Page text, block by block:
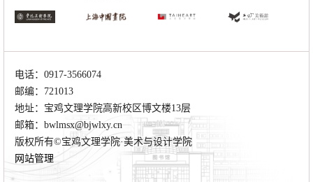
电话：0917-3566074
邮编：721013
地址：宝鸡文理学院高新校区博文楼13层
邮箱：bwlmsx@bjwlxy.cn
版权所有©宝鸡文理学院·美术与设计学院
网站管理